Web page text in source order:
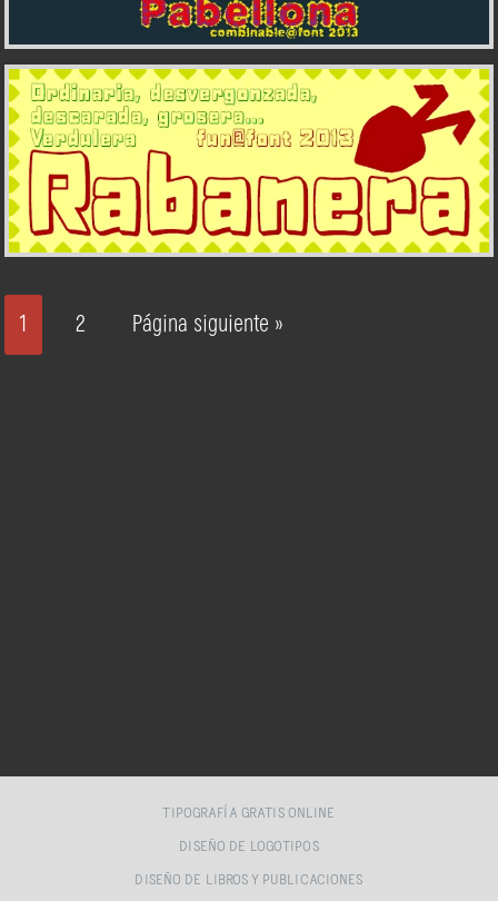
1 2 Página siguiente »
TIPOGRAFÍA GRATIS ONLINE
DISEÑO DE LOGOTIPOS
DISEÑO DE LIBROS Y PUBLICACIONES